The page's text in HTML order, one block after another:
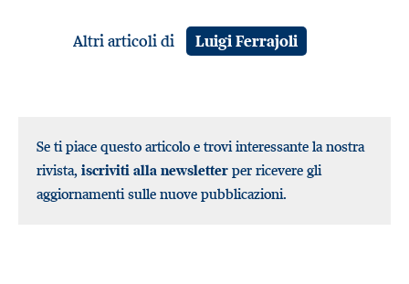
Altri articoli di Luigi Ferrajoli
Se ti piace questo articolo e trovi interessante la nostra
rivista, iscriviti alla newsletter per ricevere gli
aggiornamenti sulle nuove pubblicazioni.